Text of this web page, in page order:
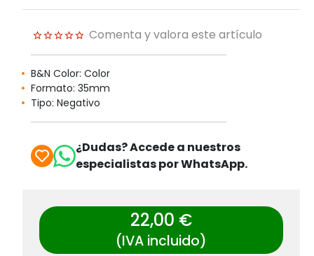
Comenta y valora este artículo
B&N Color: Color
Formato: 35mm
Tipo: Negativo
¿Dudas? Accede a nuestros
especialistas por WhatsApp.
22,00 €
(IVA incluido)